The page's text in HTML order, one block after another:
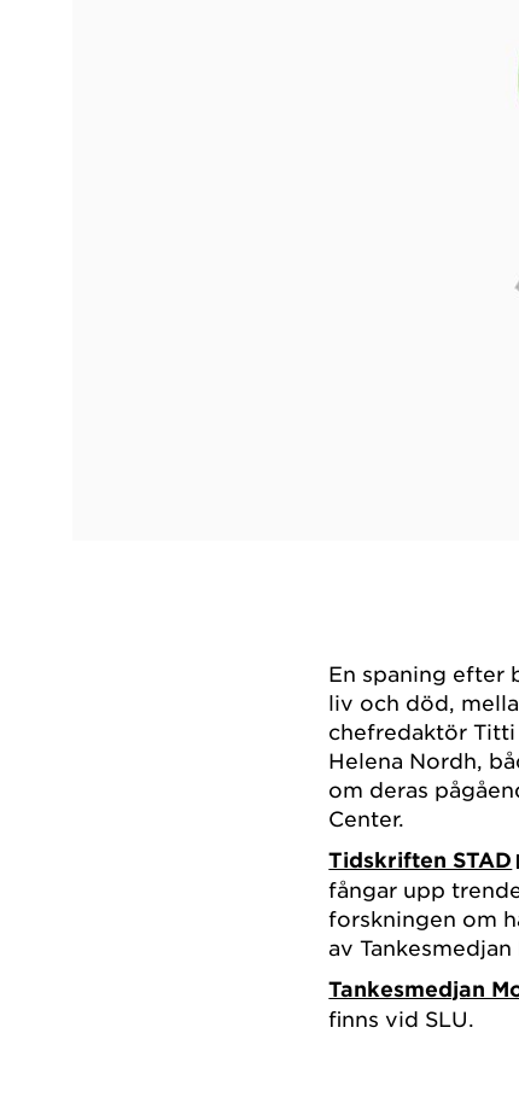
En spaning efter
liv och död,
chefredaktör Titti
Helena Nordh,
om deras
Center.
Tidskriften STAD
fångar upp
forskningen om
av Tankesmedjan
Tankesmedjan
finns vid SLU.